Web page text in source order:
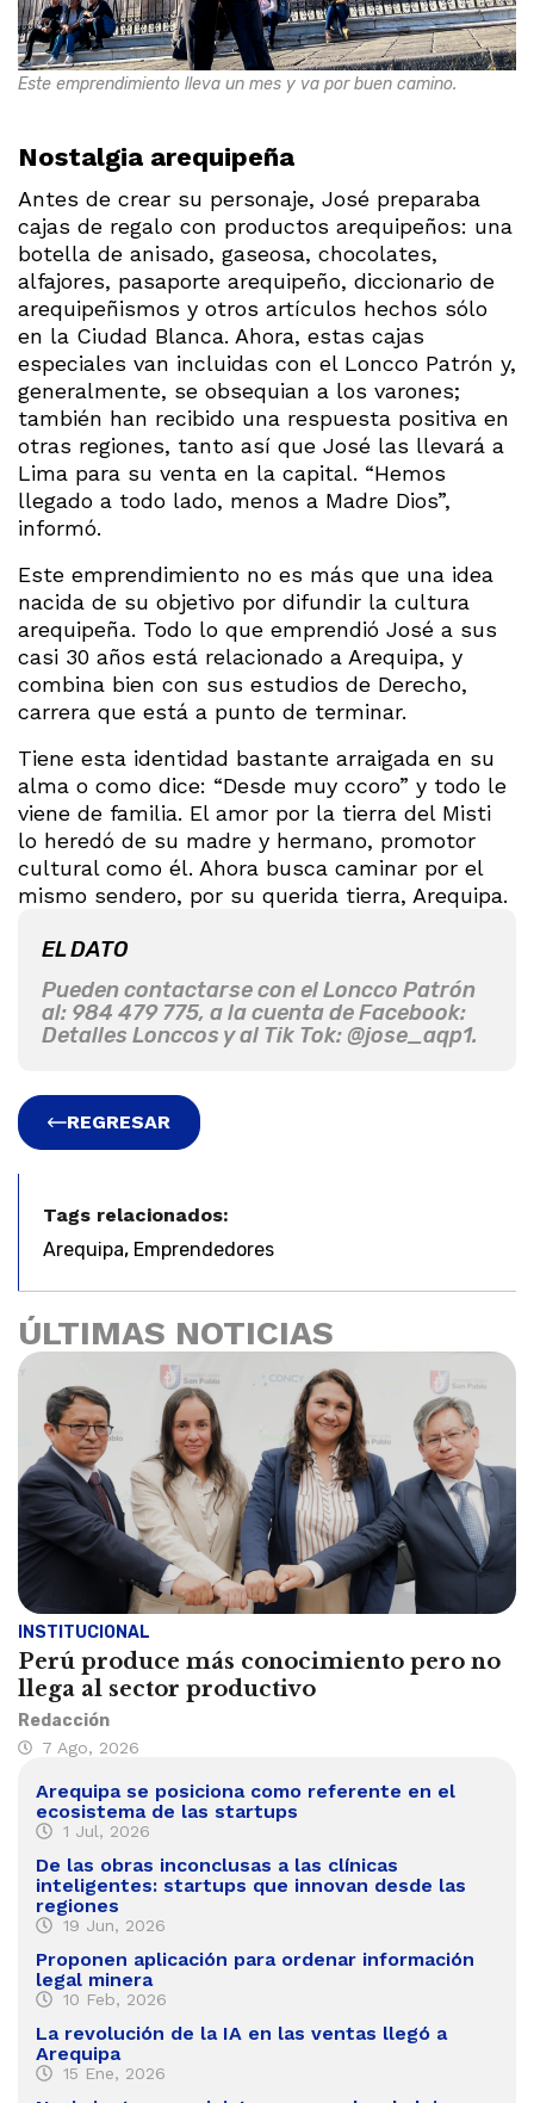
Este emprendimiento lleva un mes y va por buen camino.
Nostalgia arequipeña
Antes de crear su personaje, José preparaba
cajas de regalo con productos arequipeños: una
botella de anisado, gaseosa, chocolates,
alfajores, pasaporte arequipeño, diccionario de
arequipeñismos y otros artículos hechos sólo
en la Ciudad Blanca. Ahora, estas cajas
especiales van incluidas con el Loncco Patrón y,
generalmente, se obsequian a los varones;
también han recibido una respuesta positiva en
otras regiones, tanto así que José las llevará a
Lima para su venta en la capital. “Hemos
llegado a todo lado, menos a Madre Dios”,
informó.
Este emprendimiento no es más que una idea
nacida de su objetivo por difundir la cultura
arequipeña. Todo lo que emprendió José a sus
casi 30 años está relacionado a Arequipa, y
combina bien con sus estudios de Derecho,
carrera que está a punto de terminar.
Tiene esta identidad bastante arraigada en su
alma o como dice: “Desde muy ccoro” y todo le
viene de familia. El amor por la tierra del Misti
lo heredó de su madre y hermano, promotor
cultural como él. Ahora busca caminar por el
mismo sendero, por su querida tierra, Arequipa.
EL DATO
Pueden contactarse con el Loncco Patrón
al: 984 479 775, a la cuenta de Facebook:
Detalles Lonccos y al Tik Tok: @jose_aqp1.
REGRESAR
Tags relacionados:
Arequipa, Emprendedores
ÚLTIMAS NOTICIAS
INSTITUCIONAL
Perú produce más conocimiento pero no
llega al sector productivo
Redacción
7 Ago, 2026
Arequipa se posiciona como referente en el
ecosistema de las startups
1 Jul, 2026
De las obras inconclusas a las clínicas
inteligentes: startups que innovan desde las
regiones
19 Jun, 2026
Proponen aplicación para ordenar información
legal minera
10 Feb, 2026
La revolución de la IA en las ventas llegó a
Arequipa
15 Ene, 2026